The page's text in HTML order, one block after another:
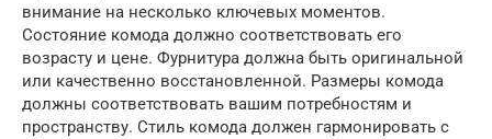
внимание на несколько ключевых моментов.
Состояние комода должно соответствовать его
возрасту и цене. Фурнитура должна быть оригинальной
или качественно восстановленной. Размеры комода
должны соответствовать вашим потребностям и
пространству. Стиль комода должен гармонировать с